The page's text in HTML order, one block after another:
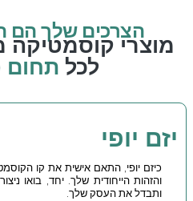
הצרכים שלך הם
מוצרי קוסמטיקה
לכל תחום
יזם יופי
כיזם יופי, התאם אישית את קו
והזהות הייחודית שלך. יחד, בואו
ותבדל את העסק שלך.